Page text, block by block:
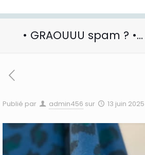
• GRAOUUU spam ?
Publié par admin456 sur 13 juin 2025